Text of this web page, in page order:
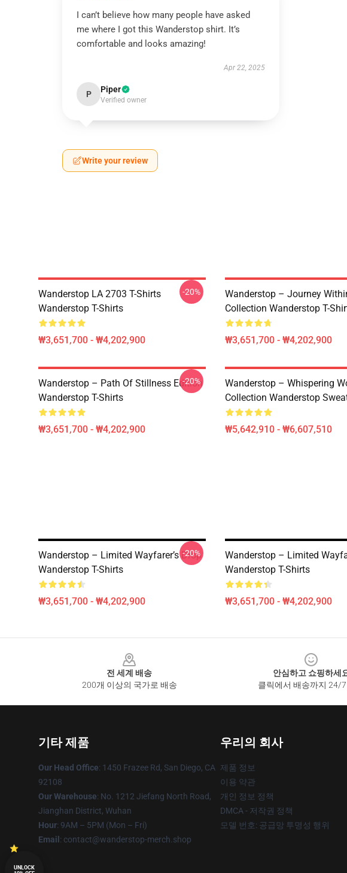
I can’t believe how many people have asked
me where I got this Wanderstop shirt. It’s
comfortable and looks amazing!
Apr 22, 2025
P Piper
Verified owner
Write your review
Wanderstop LA 2703 T-Shirts
Wanderstop T-Shirts
₩3,651,700 - ₩4,202,900
-20%
Wanderstop – Journey
Collection Wanderstop T-
₩3,651,700 - ₩4,202,900
Wanderstop – Path Of Stillness Edition
Wanderstop T-Shirts
₩3,651,700 - ₩4,202,900
-20%
Wanderstop – Whispering
Collection Wanderstop
₩5,642,910 - ₩6,607,510
Wanderstop – Limited Wayfarer’s Drop
Wanderstop T-Shirts
₩3,651,700 - ₩4,202,900
-20%
Wanderstop – Limited
Wanderstop T-Shirts
₩3,651,700 - ₩4,202,900
전 세계 배송
200개 이상의 국가로 배송
안심하고 쇼핑하세
클릭에서 배송까지 24/
기타 제품
Our Head Office: 1450 Frazee Rd, San Diego, CA
92108
Our Warehouse: No. 1212 Jiefang North Road,
Jianghan District, Wuhan
Hour: 9AM – 5PM (Mon – Fri)
Email : contact@wanderstop-merch.shop
우리의 회사
제품 정보
이용 약관
개인 정보 정책
DMCA - 저작권 정책
모델 번호: 공급망 투명성 행위
UNLOCK